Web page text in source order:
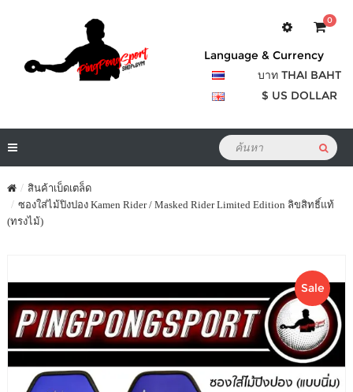
0
Language & Currency
บาท THAI BAHT
$ US DOLLAR
สินค้าเบ็ดเตล็ด
ซองใส่ไม้ปิงปอง Kamen Rider / Masked Rider Limited Edition ลิขสิทธิ์แท้
(ทรงไม้)
Sale